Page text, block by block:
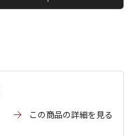
この商品の詳細を見る